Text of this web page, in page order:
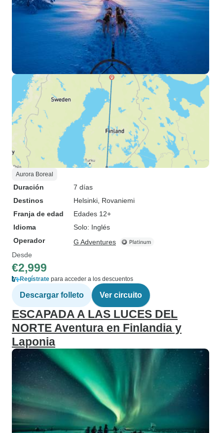
Aurora Boreal
Duración
7 días
Destinos
Helsinki , Rovaniemi
Franja de edad
Edades 12+
Idioma
Solo: Inglés
Operador
G Adventures
Desde
€2,999
Regístrate para acceder a los descuentos
Descargar folleto Ver circuito
ESCAPADA A LAS LUCES DEL
NORTE Aventura en Finlandia y
Laponia